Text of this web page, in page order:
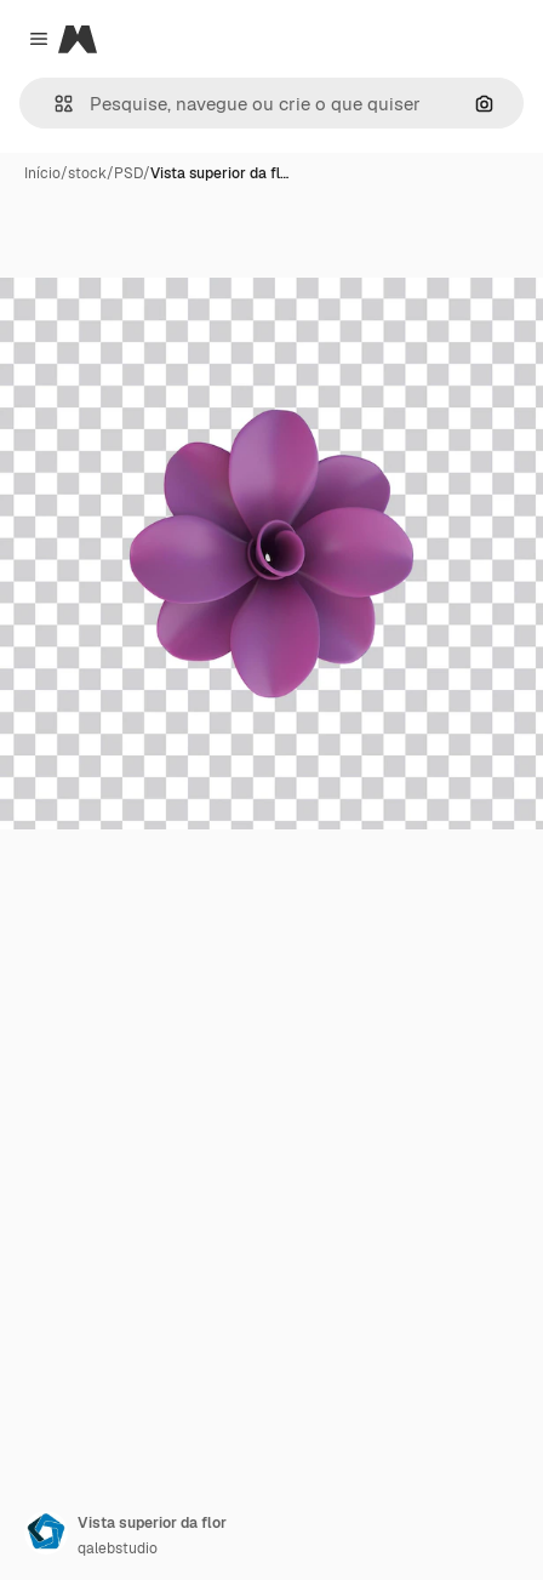
Close menu
Magnific
Início/stock/PSD/Vista superior da fl…
Vista superior da flor
qalebstudio